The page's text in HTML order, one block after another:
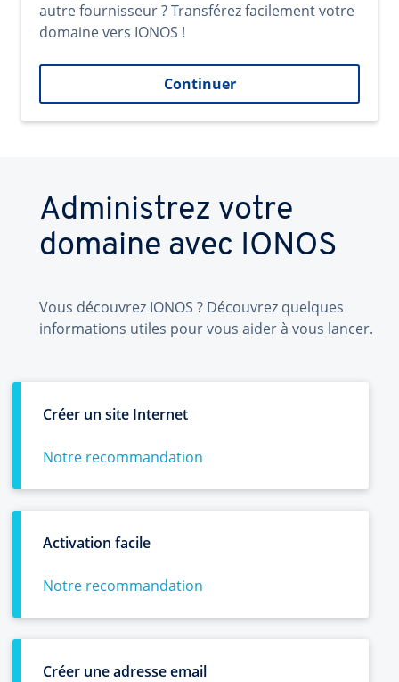
autre fournisseur ? Transférez facilement votre
domaine vers IONOS !
Continuer
Administrez votre
domaine avec IONOS
Vous découvrez IONOS ? Découvrez quelques
informations utiles pour vous aider à vous lancer.
Créer un site Internet
Notre recommandation
Activation facile
Notre recommandation
Créer une adresse email